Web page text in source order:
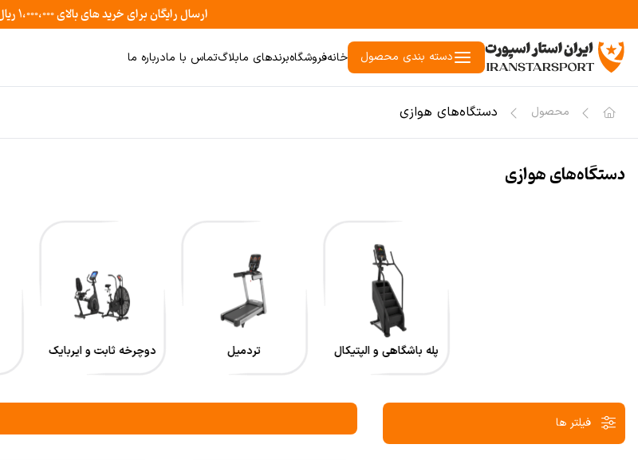
ارسال رایگان برای خرید های بالای ۱،۰۰۰،۰۰۰ ریال
دسته بندی محصول خانهفروشگاهبرندهای مابلاگتماس با مادرباره ما
محصول دستگاه‌های هوازی
دستگاه‌های هوازی
پله باشگاهی و الپتیکال تردمیل دوچرخه ثابت و ایربایک
فیلتر ها